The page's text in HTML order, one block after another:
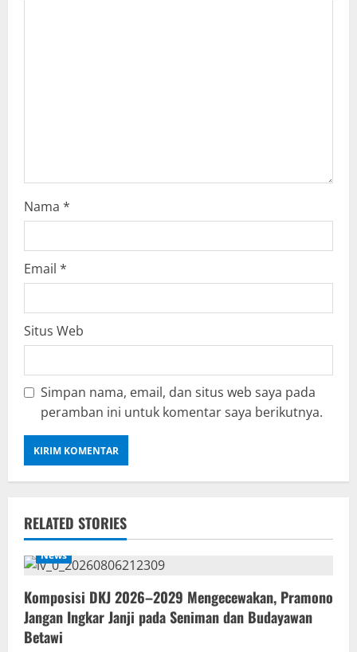
Nama *
Email *
Situs Web
Simpan nama, email, dan situs web saya pada
peramban ini untuk komentar saya berikutnya.
RELATED STORIES
News
Komposisi DKJ 2026–2029 Mengecewakan, Pramono
Jangan Ingkar Janji pada Seniman dan Budayawan
Betawi